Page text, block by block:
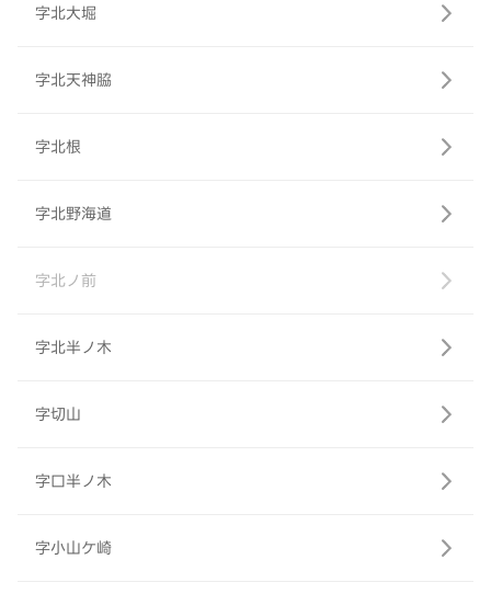
字北大堀
字北天神脇
字北根
字北野海道
字北ノ前
字北半ノ木
字切山
字口半ノ木
字小山ケ崎